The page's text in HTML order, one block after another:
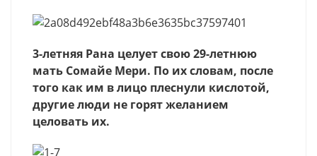
3-летняя Рана целует свою 29-летнюю
мать Сомайе Мери. По их словам, после
того как им в лицо плеснули кислотой,
другие люди не горят желанием
целовать их.